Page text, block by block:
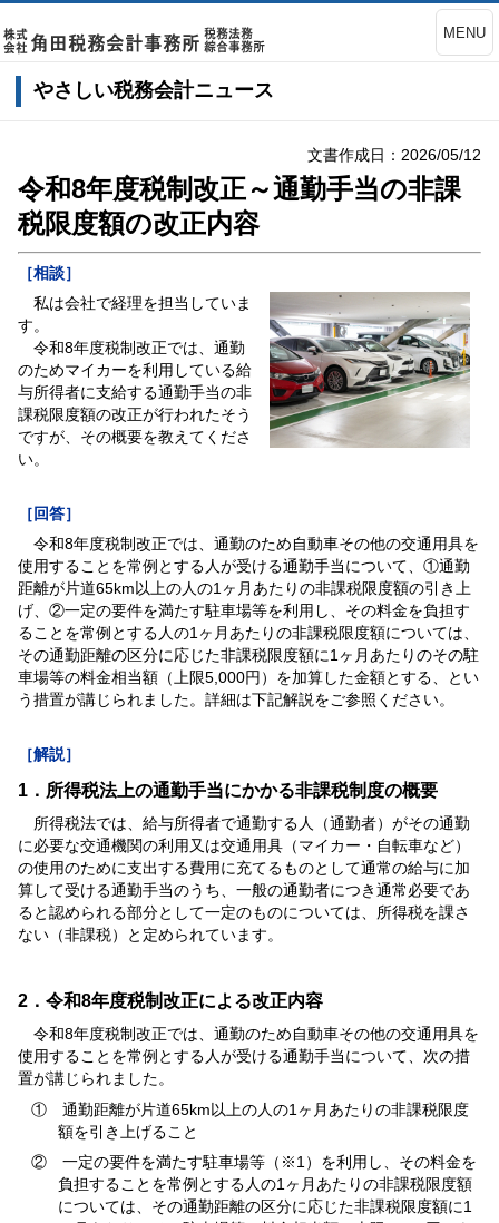
MENU
やさしい税務会計ニュース
文書作成日：2026/05/12
令和8年度税制改正～通勤手当の非課
税限度額の改正内容
［相談］
私は会社で経理を担当していま
す。
令和8年度税制改正では、通勤
のためマイカーを利用している給
与所得者に支給する通勤手当の非
課税限度額の改正が行われたそう
ですが、その概要を教えてくださ
い。
［回答］
令和8年度税制改正では、通勤のため自動車その他の交通用具を
使用することを常例とする人が受ける通勤手当について、①通勤
距離が片道65km以上の人の1ヶ月あたりの非課税限度額の引き上
げ、②一定の要件を満たす駐車場等を利用し、その料金を負担す
ることを常例とする人の1ヶ月あたりの非課税限度額については、
その通勤距離の区分に応じた非課税限度額に1ヶ月あたりのその駐
車場等の料金相当額（上限5,000円）を加算した金額とする、とい
う措置が講じられました。詳細は下記解説をご参照ください。
［解説］
1．所得税法上の通勤手当にかかる非課税制度の概要
所得税法では、給与所得者で通勤する人（通勤者）がその通勤
に必要な交通機関の利用又は交通用具（マイカー・自転車など）
の使用のために支出する費用に充てるものとして通常の給与に加
算して受ける通勤手当のうち、一般の通勤者につき通常必要であ
ると認められる部分として一定のものについては、所得税を課さ
ない（非課税）と定められています。
2．令和8年度税制改正による改正内容
令和8年度税制改正では、通勤のため自動車その他の交通用具を
使用することを常例とする人が受ける通勤手当について、次の措
置が講じられました。
① 通勤距離が片道65km以上の人の1ヶ月あたりの非課税限度
額を引き上げること
② 一定の要件を満たす駐車場等（※1）を利用し、その料金を
負担することを常例とする人の1ヶ月あたりの非課税限度額
については、その通勤距離の区分に応じた非課税限度額に1